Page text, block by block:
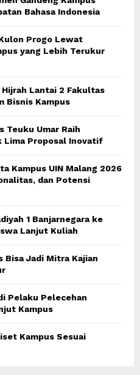
Bahasa Indonesia
Progo Lewat
yang Lebih Terukur
Hijrah Lantai 2 Fakultas
Bisnis Kampus
Teuku Umar Raih
Lima Proposal Inovatif
Kampus UIN Malang 2026
dan Potensi
1 Banjarnegara ke
Lanjut Kuliah
Bisa Jadi Mitra Kajian
Pelaku Pelecehan
Kampus
Kampus Sesuai